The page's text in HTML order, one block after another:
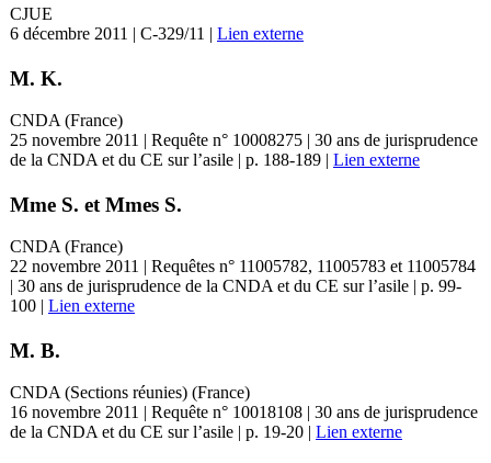
CJUE
6 décembre 2011 | C-329/11 | Lien externe
M. K.
CNDA (France)
25 novembre 2011 | Requête n° 10008275 | 30 ans de jurisprudence
de la CNDA et du CE sur l’asile | p. 188-189 | Lien externe
Mme S. et Mmes S.
CNDA (France)
22 novembre 2011 | Requêtes n° 11005782, 11005783 et 11005784
| 30 ans de jurisprudence de la CNDA et du CE sur l’asile | p. 99-
100 | Lien externe
M. B.
CNDA (Sections réunies) (France)
16 novembre 2011 | Requête n° 10018108 | 30 ans de jurisprudence
de la CNDA et du CE sur l’asile | p. 19-20 | Lien externe